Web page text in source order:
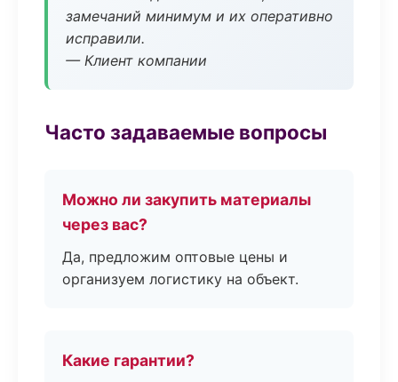
замечаний минимум и их оперативно
исправили.
— Клиент компании
Часто задаваемые вопросы
Можно ли закупить материалы
через вас?
Да, предложим оптовые цены и
организуем логистику на объект.
Какие гарантии?